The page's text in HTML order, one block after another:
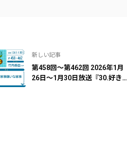
新しい記事
第458回～第462回 2026年1月
26日～1月30日放送『30.好きな